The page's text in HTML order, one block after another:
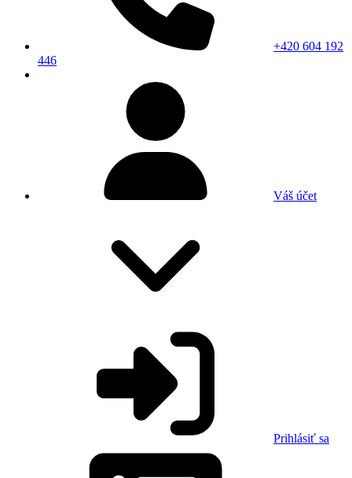
+420 604 192
446
Váš účet
Prihlásiť sa